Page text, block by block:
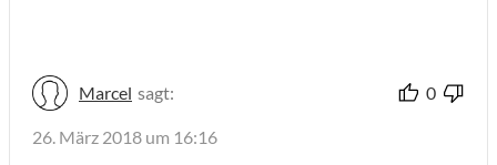
Marcel sagt: 0
26. März 2018 um 16:16